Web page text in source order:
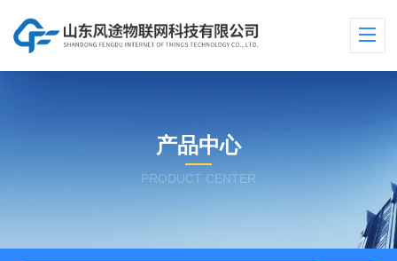
产品中心
PRODUCT CENTER